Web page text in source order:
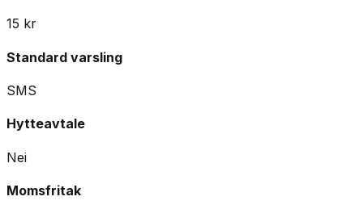
15 kr
Standard varsling
SMS
Hytteavtale
Nei
Momsfritak